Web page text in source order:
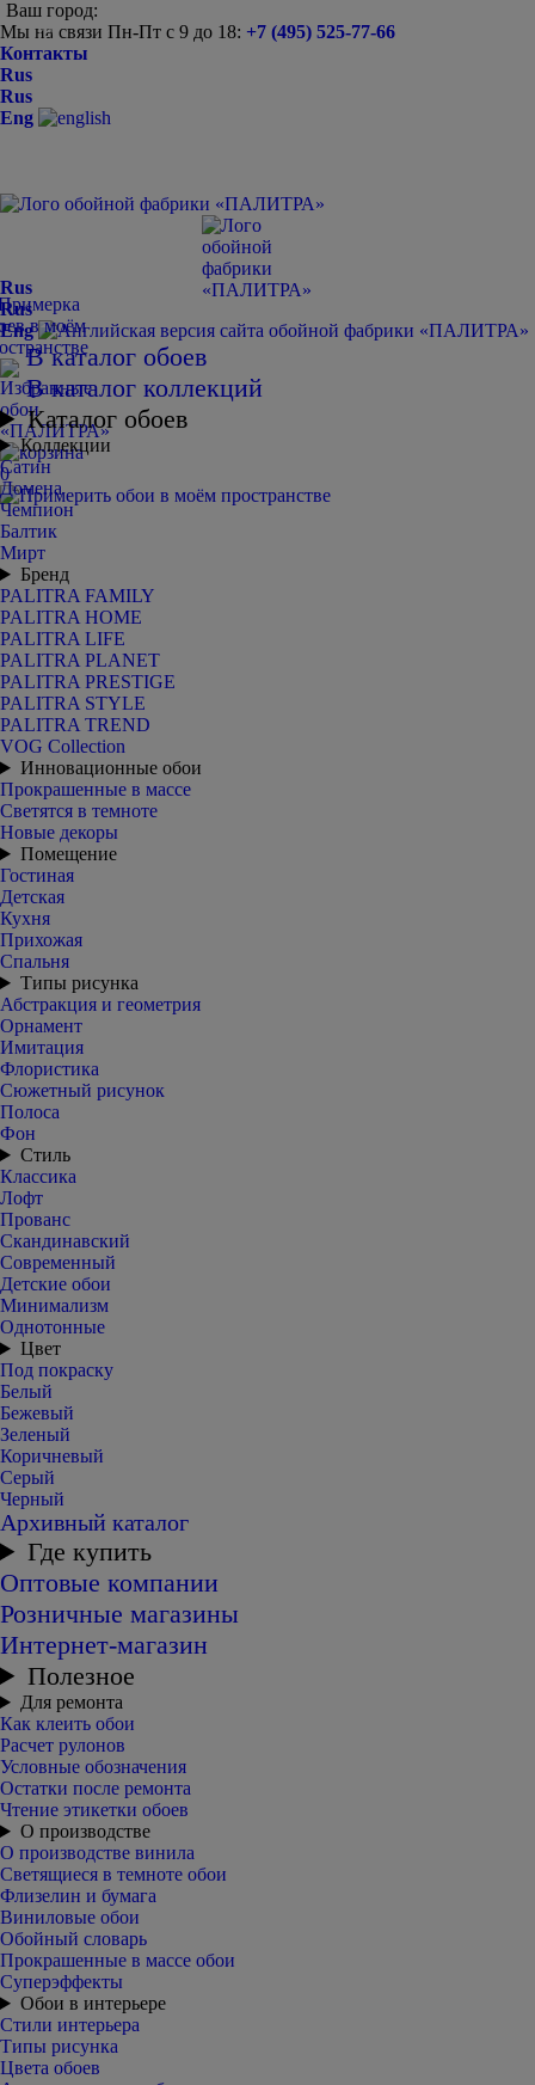
Ваш город:
Мы на связи Пн-Пт с 9 до 18: +7 (495) 525-77-66
Контакты
Rus
Rus
Eng
0
Rus
Rus
Eng
В каталог обоев
В каталог коллекций
Каталог обоев
Коллекции
Сатин
Домена
Чемпион
Балтик
Мирт
Бренд
PALITRA FAMILY
PALITRA HOME
PALITRA LIFE
PALITRA PLANET
PALITRA PRESTIGE
PALITRA STYLE
PALITRA TREND
VOG Collection
Инновационные обои
Прокрашенные в массе
Светятся в темноте
Новые декоры
Помещение
Гостиная
Детская
Кухня
Прихожая
Спальня
Типы рисунка
Абстракция и геометрия
Орнамент
Имитация
Флористика
Сюжетный рисунок
Полоса
Фон
Стиль
Классика
Лофт
Прованс
Скандинавский
Современный
Детские обои
Минимализм
Однотонные
Цвет
Под покраску
Белый
Бежевый
Зеленый
Коричневый
Серый
Черный
Архивный каталог
Где купить
Оптовые компании
Розничные магазины
Интернет-магазин
Полезное
Для ремонта
Как клеить обои
Расчет рулонов
Условные обозначения
Остатки после ремонта
Чтение этикетки обоев
О производстве
О производстве винила
Светящиеся в темноте обои
Флизелин и бумага
Виниловые обои
Обойный словарь
Прокрашенные в массе обои
Суперэффекты
Обои в интерьере
Стили интерьера
Типы рисунка
Цвета обоев
-